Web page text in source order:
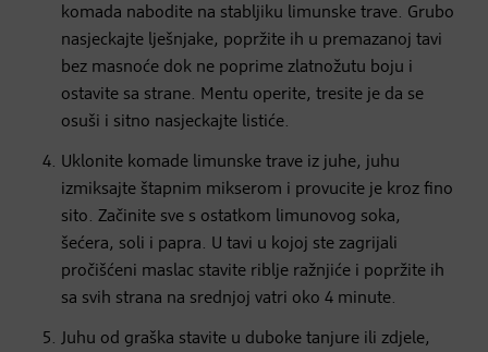
komada nabodite na stabljiku limunske trave. Grubo
nasjeckajte lješnjake, popržite ih u premazanoj tavi
bez masnoće dok ne poprime zlatnožutu boju i
ostavite sa strane. Mentu operite, tresite je da se
osuši i sitno nasjeckajte listiće.
Uklonite komade limunske trave iz juhe, juhu
izmiksajte štapnim mikserom i provucite je kroz fino
sito. Začinite sve s ostatkom limunovog soka,
šećera, soli i papra. U tavi u kojoj ste zagrijali
pročišćeni maslac stavite riblje ražnjiće i popržite ih
sa svih strana na srednjoj vatri oko 4 minute.
Juhu od graška stavite u duboke tanjure ili zdjele,